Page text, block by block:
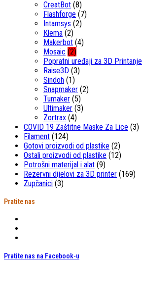
CreatBot (8)
Flashforge (7)
Intamsys (2)
Klema (2)
Makerbot (4)
Mosaic (2)
Popratni uređaji za 3D Printanje
Raise3D (3)
Sindoh (1)
Snapmaker (2)
Tumaker (5)
Ultimaker (3)
Zortrax (4)
COVID 19 Zaštitne Maske Za Lice (3)
Filament (124)
Gotovi proizvodi od plastike (2)
Ostali proizvodi od plastike (12)
Potrošni materijal i alat (9)
Rezervni dijelovi za 3D printer (169)
Zupčanici (3)
Pratite nas
Pratite nas na Facebook-u